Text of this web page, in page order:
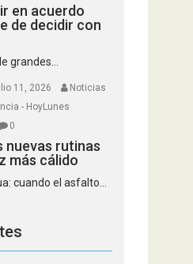
en acuerdo
de decidir con
grandes...
11, 2026
Noticias
- HoyLunes
0
nuevas rutinas
más cálido
cuando el asfalto...